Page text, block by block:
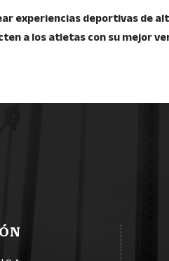
experiencias deportivas de
a los atletas con su mejor